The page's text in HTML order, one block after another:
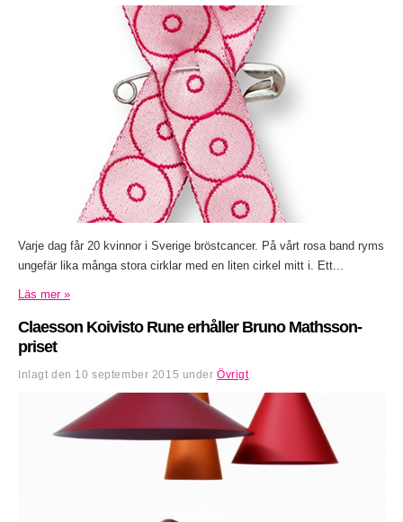
Varje dag får 20 kvinnor i Sverige bröstcancer. På vårt rosa band ryms
ungefär lika många stora cirklar med en liten cirkel mitt i. Ett...
Läs mer »
Claesson Koivisto Rune erhåller Bruno Mathsson-
priset
Inlagt den 10 september 2015 underÖvrigt.